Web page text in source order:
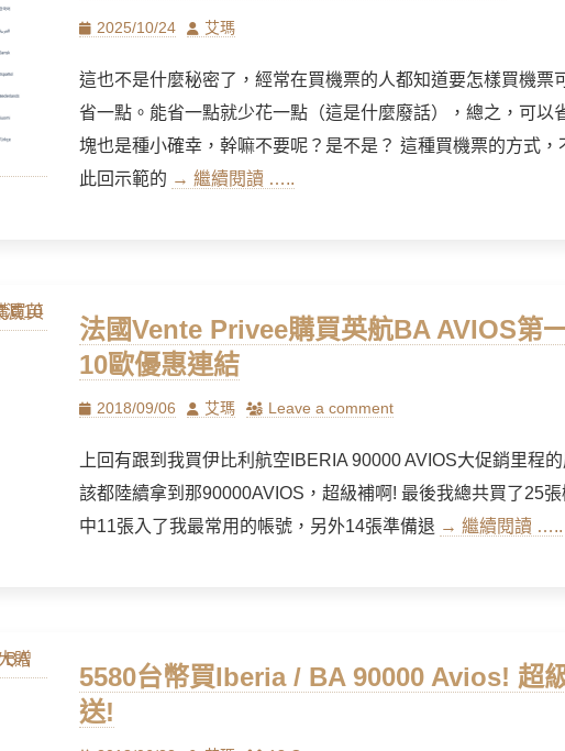
Posted
2025/10/24 Author
艾瑪
這也不是什麼秘密了，經常在買機票的人都知道要怎樣買機票
省一點。能省一點就少花一點（這是什麼廢話），總之，可以
塊也是種小確幸，幹嘛不要呢？是不是？ 這種買機票的方式，
此回示範的 → 繼續閱讀 …..
法國Vente Privee購買英航BA AVIOS第
10歐優惠連結
Posted
2018/09/06 Author
艾瑪 Leave a comment
上回有跟到我買伊比利航空IBERIA 90000 AVIOS大促銷里程
該都陸續拿到那90000AVIOS，超級補啊! 最後我總共買了25
中11張入了我最常用的帳號，另外14張準備退 → 繼續閱讀 …..
5580台幣買Iberia / BA 90000 Avios! 超
送!